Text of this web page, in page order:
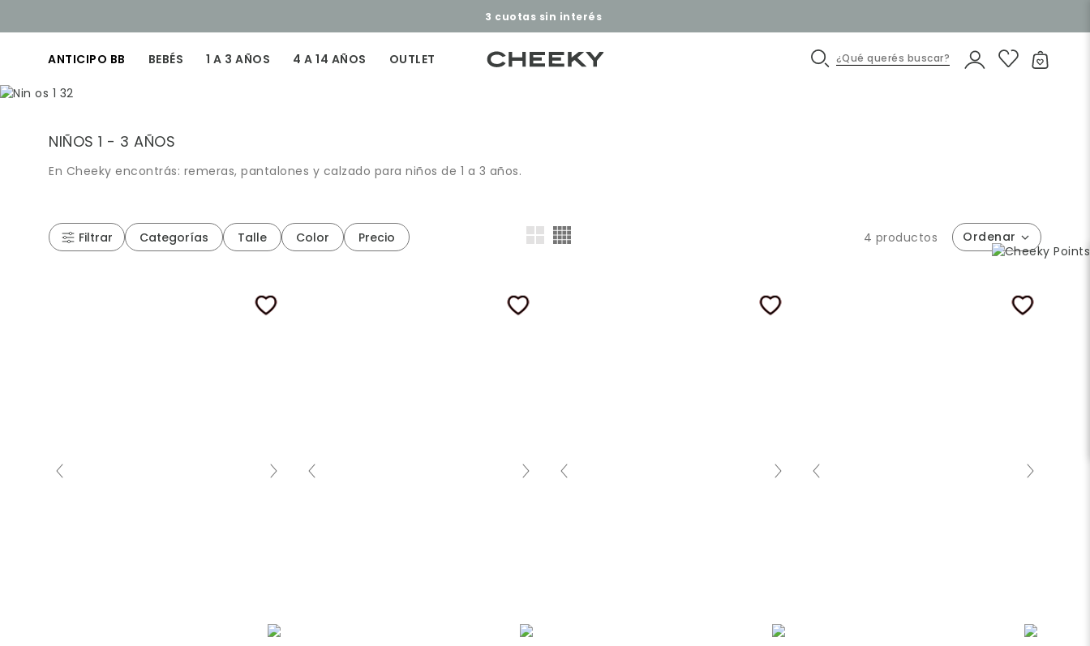
3 cuotas sin interés​ ​
ANTICIPO BB BEBÉS 1 A 3 AÑOS 4 A 14 AÑOS OUTLET ¿Qué querés buscar?
NIÑOS 1 - 3 AÑOS
En Cheeky encontrás: remeras, pantalones y calzado para niños de 1 a 3 años.
Filtrar Categorías Talle Color Precio 4 productos